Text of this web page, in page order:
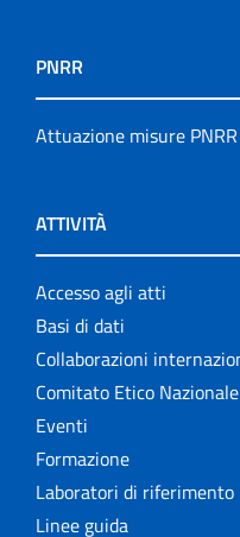
PNRR
Attuazione misure PNRR
ATTIVITÀ
Accesso agli atti
Basi di dati
Collaborazioni
Comitato Etico Nazionale
Eventi
Formazione
Laboratori di riferimento
Linee guida